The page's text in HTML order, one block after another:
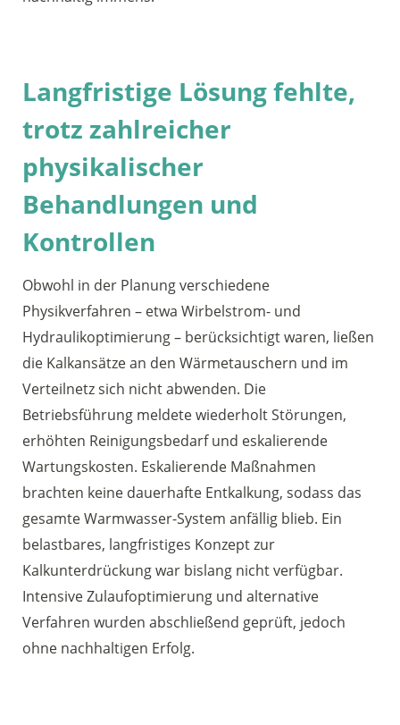
Langfristige Lösung fehlte,
trotz zahlreicher
physikalischer
Behandlungen und
Kontrollen
Obwohl in der Planung verschiedene
Physikverfahren – etwa Wirbelstrom- und
Hydraulikoptimierung – berücksichtigt waren, ließen
die Kalkansätze an den Wärmetauschern und im
Verteilnetz sich nicht abwenden. Die
Betriebsführung meldete wiederholt Störungen,
erhöhten Reinigungsbedarf und eskalierende
Wartungskosten. Eskalierende Maßnahmen
brachten keine dauerhafte Entkalkung, sodass das
gesamte Warmwasser-System anfällig blieb. Ein
belastbares, langfristiges Konzept zur
Kalkunterdrückung war bislang nicht verfügbar.
Intensive Zulaufoptimierung und alternative
Verfahren wurden abschließend geprüft, jedoch
ohne nachhaltigen Erfolg.